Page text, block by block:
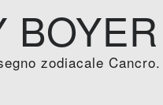
BOYER
zodiacale Cancro.